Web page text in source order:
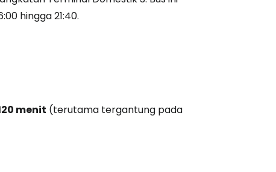
hingga 21:40.
menit (terutama tergantung pada